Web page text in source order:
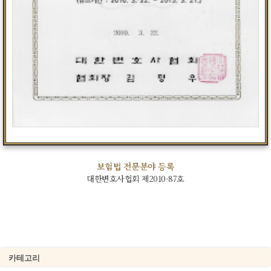
보험법 전문분야 등록
대한변호사협회 제2010-87호
카테고리